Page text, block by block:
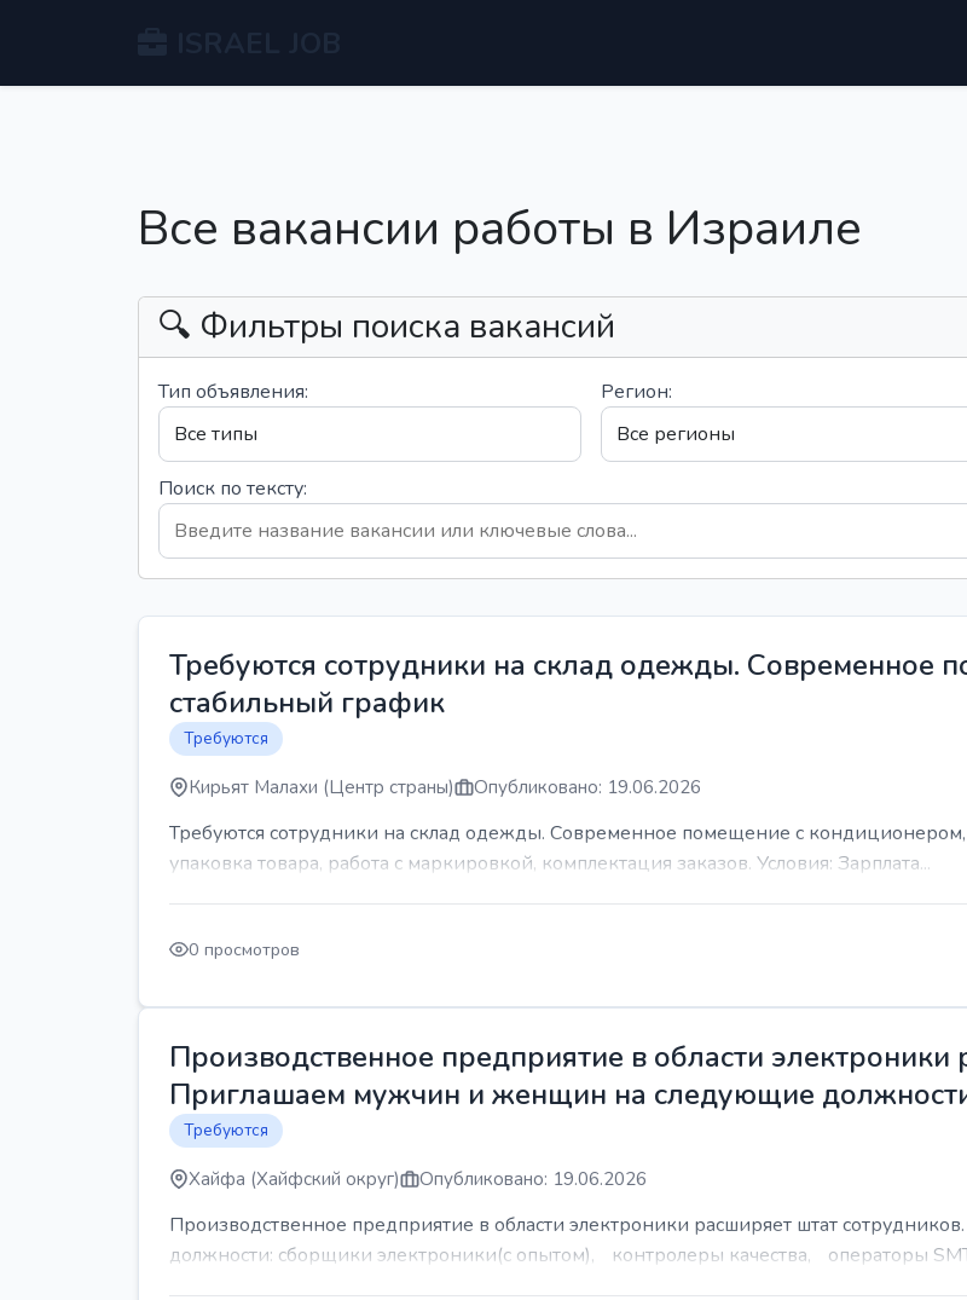
Все вакансии работы в Израиле
🔍 Фильтры поиска вакансий
Тип объявления: Регион:
Поиск по тексту:
Требуются сотрудники на склад одежды. Современное
стабильный график
Требуются
Кирьят Малахи (Центр страны) Опубликовано: 19.06.2026
Требуются сотрудники на склад одежды. Современное помещение с
упаковка товара, работа с маркировкой, комплектация заказов. Условия: Зарплата...
0 просмотров
Производственное предприятие в области электроники
Приглашаем мужчин и женщин на следующие
Требуются
Хайфа (Хайфский округ) Опубликовано: 19.06.2026
Производственное предприятие в области электроники расширяет штат
должности: сборщики электроники(с опытом), контролеры качества, операторы